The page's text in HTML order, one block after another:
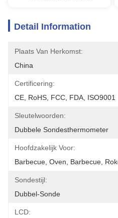
Detail Information
Plaats Van Herkomst:
China
Certificering:
CE, RoHS, FCC, FDA, ISO9001
Sleutelwoorden:
Dubbele Sondesthermometer
Hoofdzakelijk Voor:
Barbecue, Oven, Barbecue,
Sondestijl:
Dubbel-Sonde
LCD: